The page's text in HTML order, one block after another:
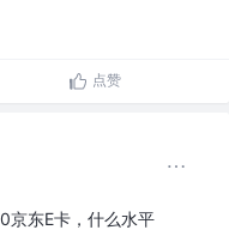
点赞
京东E卡，什么水平